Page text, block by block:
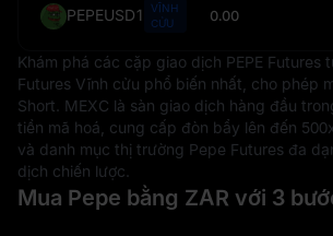
PEPEUSD1
VĨNH
CỬU
0.00
Khám phá các cặp giao dịch PEPE Futures
Futures Vĩnh cửu phổ biến nhất, cho phép
Short. MEXC là sàn giao dịch hàng đầu
tiền mã hoá, cung cấp đòn bẩy lên đến
và danh mục thị trường Pepe Futures đa
dịch chiến lược.
Mua Pepe bằng ZAR với 3